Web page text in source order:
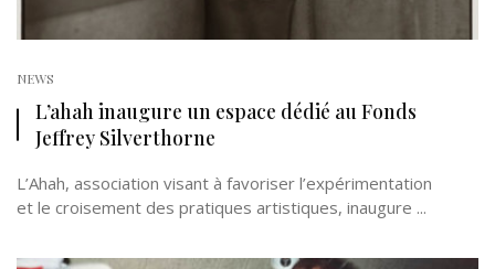
NEWS
L’ahah inaugure un espace dédié au Fonds
Jeffrey Silverthorne
L’Ahah, association visant à favoriser l’expérimentation
et le croisement des pratiques artistiques, inaugure ...